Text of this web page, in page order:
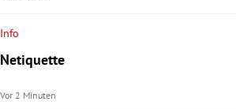
Untermenü
Info
Netiquette
Vor 2 Minuten